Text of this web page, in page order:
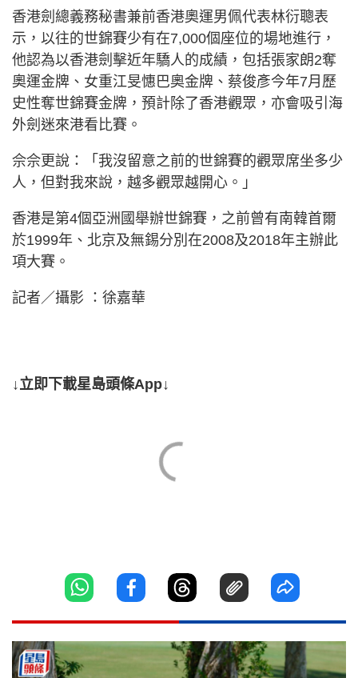
香港劍總義務秘書兼前香港奧運男佩代表林衍聰表
示，以往的世錦賽少有在7,000個座位的場地進行，
他認為以香港劍擊近年驕人的成績，包括張家朗2奪
奧運金牌、女重江旻憓巴奧金牌、蔡俊彥今年7月歷
史性奪世錦賽金牌，預計除了香港觀眾，亦會吸引海
外劍迷來港看比賽。
佘佘更說：「我沒留意之前的世錦賽的觀眾席坐多少
人，但對我來說，越多觀眾越開心。」
香港是第4個亞洲國舉辦世錦賽，之前曾有南韓首爾
於1999年、北京及無錫分別在2008及2018年主辦此
項大賽。
記者／攝影 ：徐嘉華
↓立即下載星島頭條App↓